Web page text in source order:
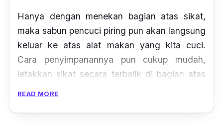
Hanya dengan menekan bagian atas sikat,
maka sabun pencuci piring pun akan langsung
keluar ke atas alat makan yang kita cuci.
Cara penyimpanannya pun cukup mudah,
letakkan sikat secara terbalik di bagian atas
READ MORE